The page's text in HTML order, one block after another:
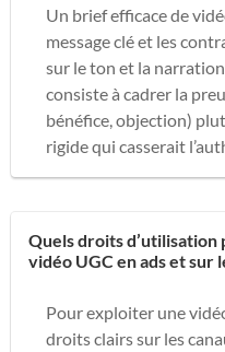
Un brief efficace de
message clé et les
sur le ton et la
consiste à cadrer la
bénéfice, objection)
rigide qui casserait
Quels droits
vidéo UGC en ads et sur
Pour exploiter une
droits clairs sur les